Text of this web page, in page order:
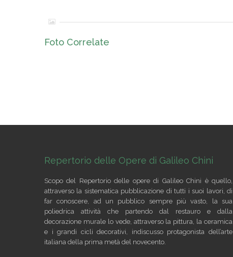
Foto Correlate
Repertorio delle Opere di Galileo Chini
Scopo del Repertorio delle opere di Galileo Chini è quello,
attraverso la sistematica pubblicazione di tutti i suoi lavori, di
far conoscere, ad un pubblico sempre più vasto, la sua
poliedrica attività che partendo dal restauro e dalla
decorazione murale lo vede, attraverso la pittura, la ceramica
e i grandi cicli decorativi, indiscusso protagonista dell’arte
italiana della prima metà del novecento.